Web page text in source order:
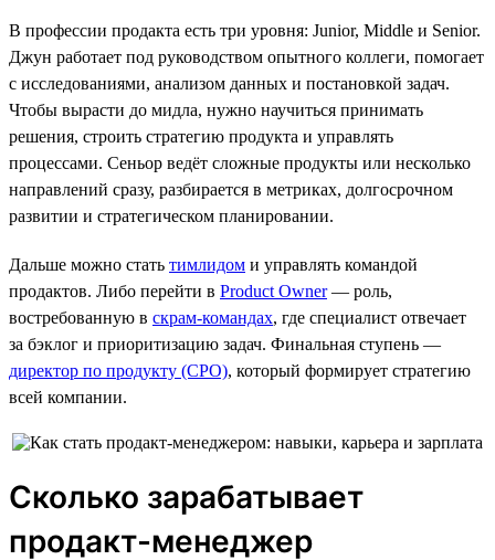
В профессии продакта есть три уровня: Junior, Middle и Senior.
Джун работает под руководством опытного коллеги, помогает
с исследованиями, анализом данных и постановкой задач.
Чтобы вырасти до мидла, нужно научиться принимать
решения, строить стратегию продукта и управлять
процессами. Сеньор ведёт сложные продукты или несколько
направлений сразу, разбирается в метриках, долгосрочном
развитии и стратегическом планировании.
Дальше можно стать тимлидом и управлять командой
продактов. Либо перейти в Product Owner— роль,
востребованную в скрам-командах, где специалист отвечает
за бэклог и приоритизацию задач. Финальная ступень —
директор по продукту (CPO), который формирует стратегию
всей компании.
Сколько зарабатывает
продакт-менеджер